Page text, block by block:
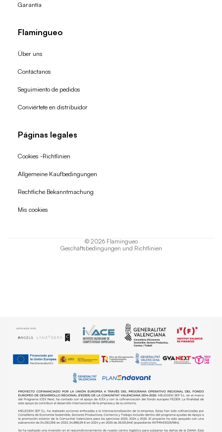
Garantía
Flamingueo
Über uns
Contáctanos
Seguimiento de pedidos
Conviértete en distribuidor
Páginas legales
Cookies -Richtlinien
Allgemeine Kaufbedingungen
Rechtliche Bekanntmachung
Mis cookies
© 2026 Flamingueo
Geschäftsbedingungen und Richtlinien
Widerrufsrecht